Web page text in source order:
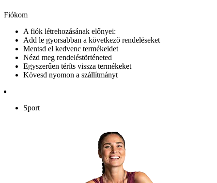
Fiókom
A fiók létrehozásának előnyei:
Add le gyorsabban a következő rendeléseket
Mentsd el kedvenc termékeidet
Nézd meg rendeléstörténeted
Egyszerűen téríts vissza termékeket
Kövesd nyomon a szállítmányt
Sport